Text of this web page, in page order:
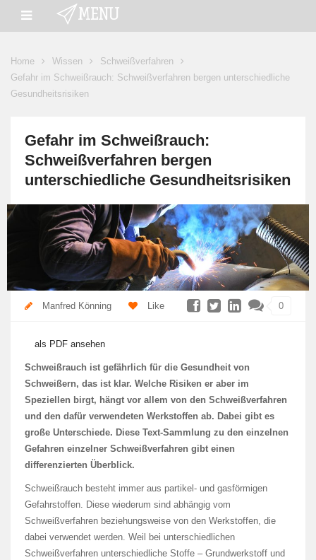
Home Wissen
Schweißverfahren
Gefahr im Schweißrauch: Schweißverfahren bergen unterschiedliche
Gesundheitsrisiken
Gefahr im Schweißrauch:
Schweißverfahren bergen
unterschiedliche Gesundheitsrisiken
Manfred Könning Like 0
als PDF ansehen
Schweißrauch ist gefährlich für die Gesundheit von
Schweißern, das ist klar. Welche Risiken er aber im
Speziellen birgt, hängt vor allem von den Schweißverfahren
und den dafür verwendeten Werkstoffen ab. Dabei gibt es
große Unterschiede. Diese Text-Sammlung zu den einzelnen
Gefahren einzelner Schweißverfahren gibt einen
differenzierten Überblick.
Schweißrauch besteht immer aus partikel- und gasförmigen
Gefahrstoffen. Diese wiederum sind abhängig vom
Schweißverfahren beziehungsweise von den Werkstoffen, die
dabei verwendet werden. Weil bei unterschiedlichen
Schweißverfahren unterschiedliche Stoffe – Grundwerkstoff und